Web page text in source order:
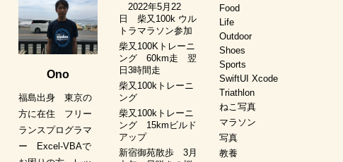
Ono
福島出身 東京の
方に在住 フリー
ランスプログラマ
ー Excel-VBAで
2022年5月22
日 柴又100k ウル
トラマラソン参加
柴又100Kトレーニ
ング 60km走 翌
日3時間走
柴又100kトレーニ
ング
柴又100kトレーニ
ング 15kmビルド
アップ
新宿御苑散歩 3月
Food
Life
Outdoor
Shoes
Sports
SwiftUI Xcode
Triathlon
ねこ写真
マラソン
写真
教養